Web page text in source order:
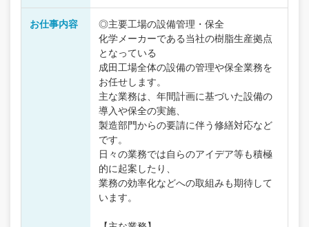
お仕事内容
◎主要工場の設備管理・保全
化学メーカーである当社の樹脂生産拠点
となっている
成田工場全体の設備の管理や保全業務を
お任せします。
主な業務は、年間計画に基づいた設備の
導入や保全の実施、
製造部門からの要請に伴う修繕対応など
です。
日々の業務では自らのアイデア等も積極
的に起案したり、
業務の効率化などへの取組みも期待して
います。